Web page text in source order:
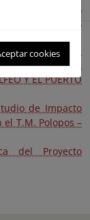
FRENTE LITORAL
DE MOTRIL
referente a la
PLAYAS DEL
Y EL PUERTO
de Impacto
T.M. Polopos –
del Proyecto
cookies